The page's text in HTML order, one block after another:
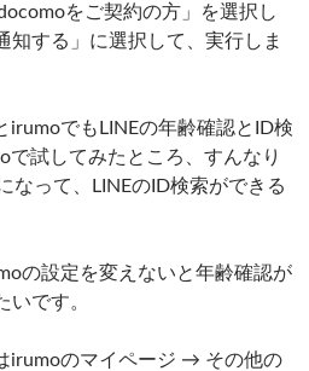
をご契約の方」を選択し
知する」に選択して、実行しま
irumoでもLINEの年齢確認とID検
で試してみたところ、すんなり
なって、LINEのID検索ができる
の設定を変えないと年齢確認が
いです。
irumoのマイページ → その他の